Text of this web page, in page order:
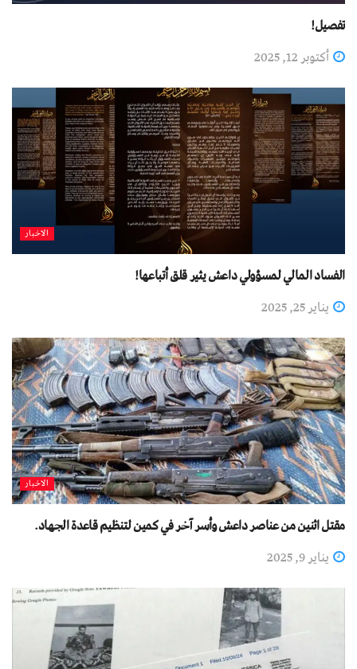
تفصیل!
أكتوبر 12, 2025
الاخبار
الفساد المالي لمسؤولي داعش يثير قلق أتباعها!
يناير 25, 2025
الاخبار
مقتل اثنين من عناصر داعش وأسر آخر في كمين لتنظيم قاعدة الجهاد.
يناير 9, 2025